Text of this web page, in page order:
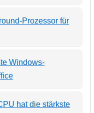
Prozessor für
Windows-
hat die stärkste